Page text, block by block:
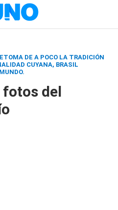
DE A POCO LA TRADICIÓN
CUYANA, BRASIL
fotos del